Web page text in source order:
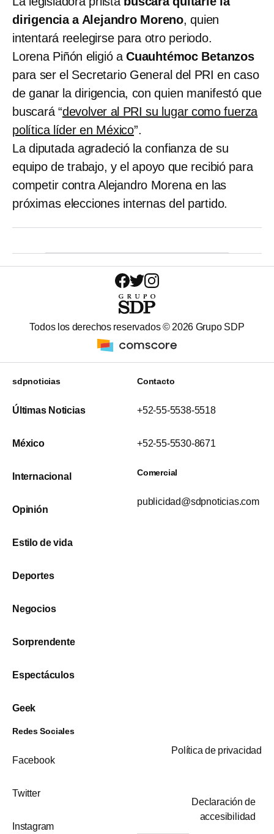
dirigencia a Alejandro Moreno, quien
intentará reelegirse para otro periodo.
Lorena Piñón eligió a Cuauhtémoc Betanzos
para ser el Secretario General del PRI en caso
de ganar la dirigencia, con quien manifestó que
buscará “devolver al PRI su lugar como fuerza
política líder en México”.
La diputada agradeció la confianza de su
equipo de trabajo, y el apoyo que recibió para
competir contra Alejandro Morena en las
próximas elecciones internas del partido.
Todos los derechos reservados © 2026 Grupo SDP
sdpnoticias
Últimas Noticias
México
Internacional
Opinión
Estilo de vida
Deportes
Negocios
Sorprendente
Espectáculos
Geek
Contacto
+52-55-5538-5518
+52-55-5530-8671
Comercial
publicidad@sdpnoticias.com
Redes Sociales
Facebook
Twitter
Instagram
Política de privacidad
Declaración de
accesibilidad